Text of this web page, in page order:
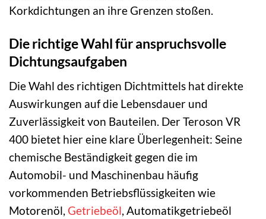
Korkdichtungen an ihre Grenzen stoßen.
Die richtige Wahl für anspruchsvolle
Dichtungsaufgaben
Die Wahl des richtigen Dichtmittels hat direkte
Auswirkungen auf die Lebensdauer und
Zuverlässigkeit von Bauteilen. Der Teroson VR
400 bietet hier eine klare Überlegenheit: Seine
chemische Beständigkeit gegen die im
Automobil- und Maschinenbau häufig
vorkommenden Betriebsflüssigkeiten wie
Motorenöl, Getriebeöl, Automatikgetriebeöl